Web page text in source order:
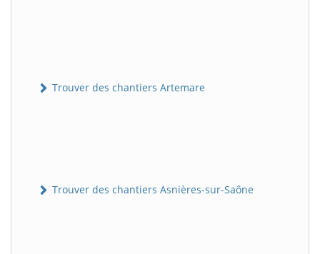
Trouver des chantiers Artemare
Trouver des chantiers Asnières-sur-Saône